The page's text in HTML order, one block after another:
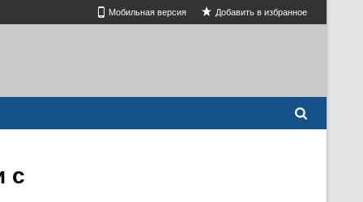
Мобильная версия Добавить в избранное
с